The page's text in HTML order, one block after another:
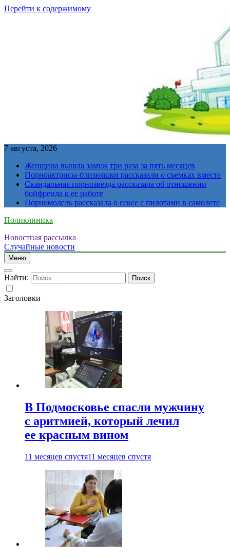
Перейти к содержимому
7 августа, 2026
Женщина вышла замуж три раза за пять месяцев
Порноактрисы-близняшки рассказали о съемках вместе
Скандальная порнозвезда рассказала об отношении
бойфренда к ее работе
Порномодель рассказала о сексе с пилотами в самолете
Поликлиника
Новостная рассылка
Случайные новости
Меню
Найти:
Заголовки
В Подмосковье спасли мужчину
с аритмией, который лечил
ее красным вином
11 месяцев спустя11 месяцев спустя